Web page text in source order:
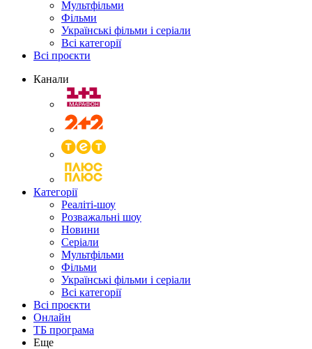
Мультфільми
Фільми
Українські фільми і серіали
Всі категорії
Всі проєкти
Канали
Категорії
Реаліті-шоу
Розважальні шоу
Новини
Серіали
Мультфільми
Фільми
Українські фільми і серіали
Всі категорії
Всі проєкти
Онлайн
ТБ програма
Еще